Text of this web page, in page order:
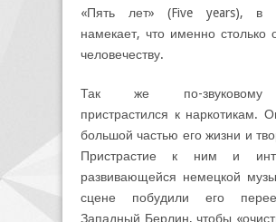
«Пять лет» (Five years), в
намекает, что именно столько
человечеству.
Так же по-
пристрастился к наркотикам.
большой частью его жизни и
Пристрастие к ним и
развивающейся немецкой
сцене побудили его
Западный Берлин, чтобы